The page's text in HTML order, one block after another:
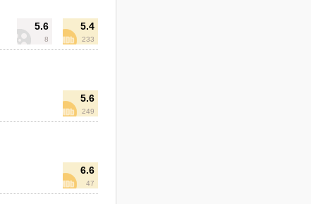
5.6
8
5.4
233
5.6
249
6.6
47